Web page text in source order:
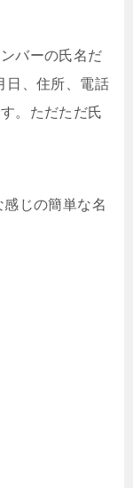
バーの氏名だ
日、住所、電話
。ただただ氏
じの簡単な名